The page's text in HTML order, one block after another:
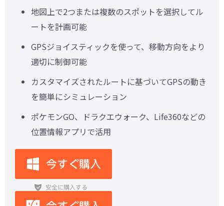
地図上で2つまたは複数のスポットを選択してル
ートを計画可能
GPSジョイスティックを使って、移動方向をより
適切に制御可能
カスタマイズされたルートに基づいてGPSの動き
を簡単にシミュレーション
ポケモンGO、ドラクエウォーク、Life360などの
位置情報アプリで活用